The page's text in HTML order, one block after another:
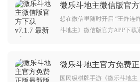
微乐斗地主微信版官
想在微信里随时开启 “王炸连
斗地主》微信版官方APP下载
音互动，新手上线即领海量金
热闹” 的牌桌乐趣！
微乐斗地主官方免费
v7.0.0 手机版
国民级棋牌手游《微乐斗地